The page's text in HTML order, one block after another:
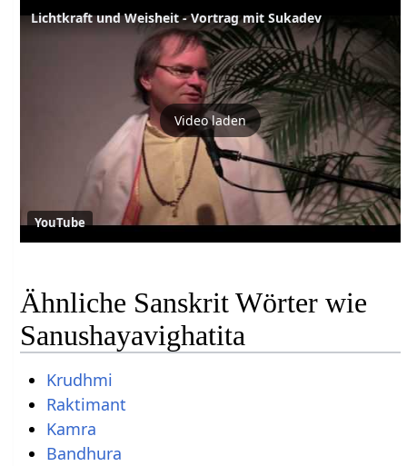
Lichtkraft und Weisheit - Vortrag mit Sukadev
Video laden
YouTube
Ähnliche Sanskrit Wörter wie
Sanushayavighatita
Krudhmi
Raktimant
Kamra
Bandhura